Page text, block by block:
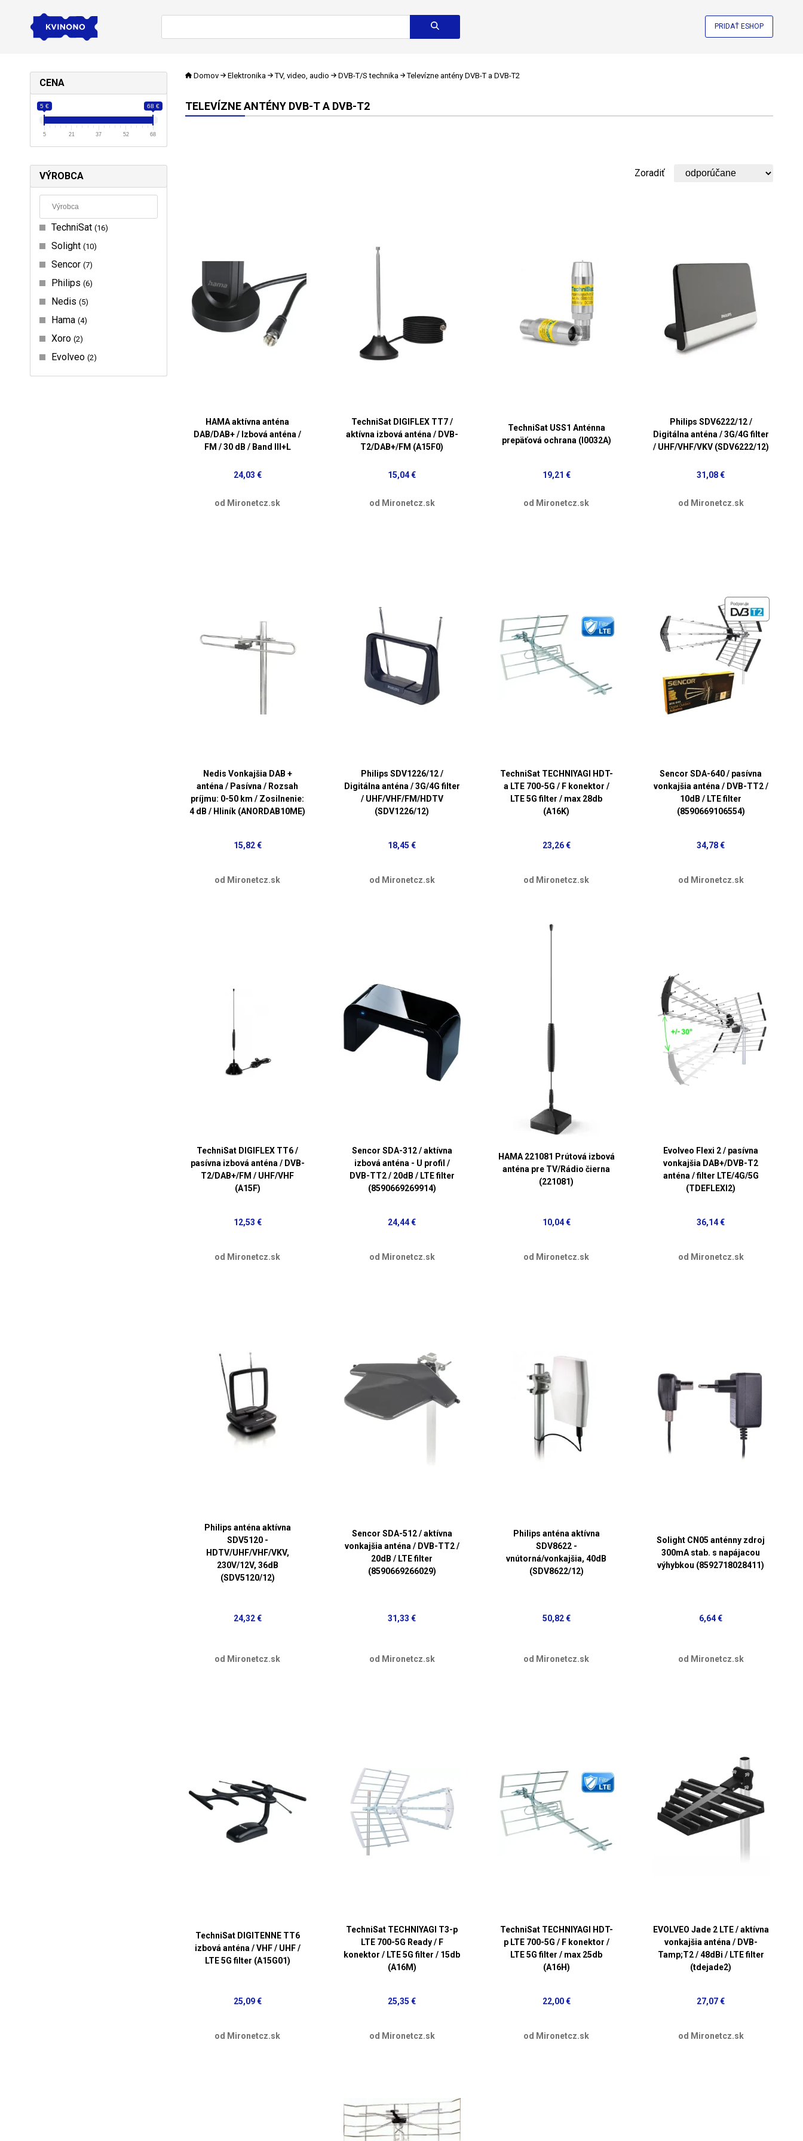
PRIDAŤ ESHOP
CENA
5 € 68 €
5 21 37 52 68
VÝROBCA
TechniSat 16
Solight 10
Sencor 7
Philips 6
Nedis 5
Hama 4
Xoro 2
Evolveo 2
Domov Elektronika TV, video, audio DVB-T/S technika Televízne antény DVB-T a DVB-T2
TELEVÍZNE ANTÉNY DVB-T A DVB-T2
Zoradiť
HAMA aktívna anténa
DAB/DAB+ / Izbová anténa /
FM / 30 dB / Band III+L
24,03 €
od Mironetcz.sk
TechniSat DIGIFLEX TT7 /
aktívna izbová anténa / DVB-
T2/DAB+/FM (A15F0)
15,04 €
od Mironetcz.sk
TechniSat USS1 Anténna
prepäťová ochrana (I0032A)
19,21 €
od Mironetcz.sk
Philips SDV6222/12 /
Digitálna anténa / 3G/4G filter
/ UHF/VHF/VKV (SDV6222/12)
31,08 €
od Mironetcz.sk
Nedis Vonkajšia DAB +
anténa / Pasívna / Rozsah
príjmu: 0-50 km / Zosilnenie:
4 dB / Hliník (ANORDAB10ME)
15,82 €
od Mironetcz.sk
Philips SDV1226/12 /
Digitálna anténa / 3G/4G filter
/ UHF/VHF/FM/HDTV
(SDV1226/12)
18,45 €
od Mironetcz.sk
TechniSat TECHNIYAGI HDT-
a LTE 700-5G / F konektor /
LTE 5G filter / max 28db
(A16K)
23,26 €
od Mironetcz.sk
Sencor SDA-640 / pasívna
vonkajšia anténa / DVB-TT2 /
10dB / LTE filter
(8590669106554)
34,78 €
od Mironetcz.sk
TechniSat DIGIFLEX TT6 /
pasívna izbová anténa / DVB-
T2/DAB+/FM / UHF/VHF
(A15F)
12,53 €
od Mironetcz.sk
Sencor SDA-312 / aktívna
izbová anténa - U profil /
DVB-TT2 / 20dB / LTE filter
(8590669269914)
24,44 €
od Mironetcz.sk
HAMA 221081 Prútová izbová
anténa pre TV/Rádio čierna
(221081)
10,04 €
od Mironetcz.sk
Evolveo Flexi 2 / pasívna
vonkajšia DAB+/DVB-T2
anténa / filter LTE/4G/5G
(TDEFLEXI2)
36,14 €
od Mironetcz.sk
Philips anténa aktívna
SDV5120 -
HDTV/UHF/VHF/VKV,
230V/12V, 36dB
(SDV5120/12)
24,32 €
od Mironetcz.sk
Sencor SDA-512 / aktívna
vonkajšia anténa / DVB-TT2 /
20dB / LTE filter
(8590669266029)
31,33 €
od Mironetcz.sk
Philips anténa aktívna
SDV8622 -
vnútorná/vonkajšia, 40dB
(SDV8622/12)
50,82 €
od Mironetcz.sk
Solight CN05 anténny zdroj
300mA stab. s napájacou
výhybkou (8592718028411)
6,64 €
od Mironetcz.sk
TechniSat DIGITENNE TT6
izbová anténa / VHF / UHF /
LTE 5G filter (A15G01)
25,09 €
od Mironetcz.sk
TechniSat TECHNIYAGI T3-p
LTE 700-5G Ready / F
konektor / LTE 5G filter / 15db
(A16M)
25,35 €
od Mironetcz.sk
TechniSat TECHNIYAGI HDT-
p LTE 700-5G / F konektor /
LTE 5G filter / max 25db
(A16H)
22,00 €
od Mironetcz.sk
EVOLVEO Jade 2 LTE / aktívna
vonkajšia anténa / DVB-
Tamp;T2 / 48dBi / LTE filter
(tdejade2)
27,07 €
od Mironetcz.sk